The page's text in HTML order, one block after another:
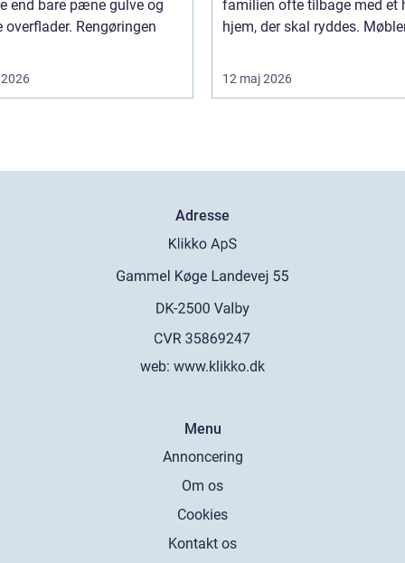
end bare pæne gulve og
overflader. Rengøringen
familien ofte tilbage med et
hjem, der skal ryddes.
12 maj 2026
Adresse
web: www.klikko.dk
Menu
Annoncering
Om os
Cookies
Kontakt os